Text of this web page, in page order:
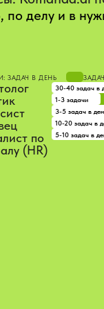
по делу и в
ЗАДАЧ В ДЕНЬ
по
(HR)
30-40 задач в
1-3 задачи
3-5 задач в
10-20 задач в
5-10 задач в